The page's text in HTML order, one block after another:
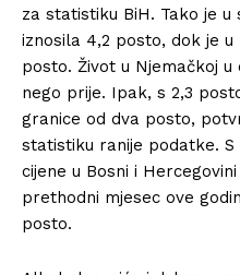
za statistiku BiH. Tako je
iznosila 4,2 posto, dok je u
posto. Život u Njemačkoj
nego prije. Ipak, s 2,3
granice od dva posto,
statistiku ranije podatke.
cijene u Bosni i
prethodni mjesec ove
posto.